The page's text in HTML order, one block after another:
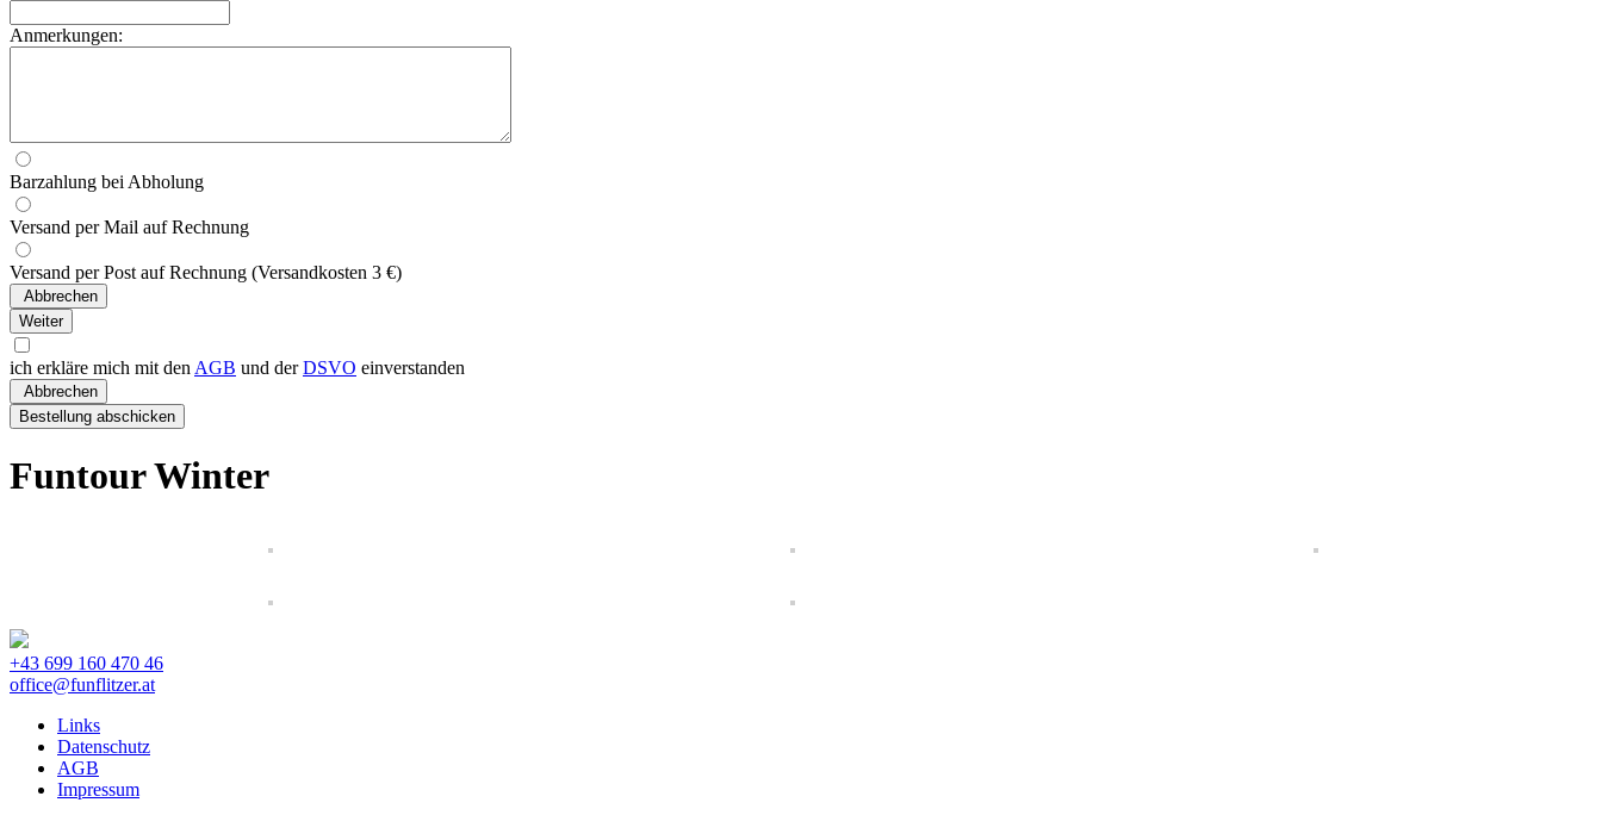
Anmerkungen:
Barzahlung bei Abholung
Versand per Mail auf Rechnung
Versand per Post auf Rechnung (Versandkosten 3 €)
ich erkläre mich mit den AGB und derDSVO einverstanden
Funtour Winter
+43 699 160 470 46
office@funflitzer.at
Links
Datenschutz
AGB
Impressum